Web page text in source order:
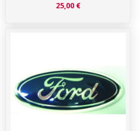
25,00 €